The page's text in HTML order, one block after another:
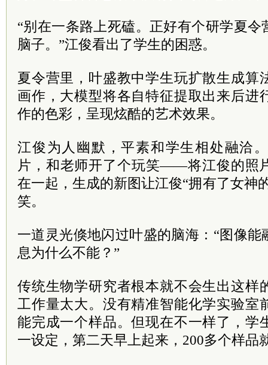
“别在一条路上死磕。正好有个研学夏
脑子。”江俊看出了学生的困惑。
夏令营里，叶盛教中学生玩扩散生成算
画作，大模型将各自特征提取出来后进
作的色彩，呈现炫酷的艺术效果。
江俊为人幽默，平素和学生相处融洽
片，和老师开了个玩笑——将江俊的照
在一起，生成的新图让江俊“拥有了女神
笑。
一道灵光倏地闪过叶盛的脑海：“图像
息为什么不能？”
传统生物学研究者根本就不会生出这样
工作量太大。没有精准智能化学实验室
能完成一个样品。但现在不一样了，学
一设定，第二天早上起来，200多个样品